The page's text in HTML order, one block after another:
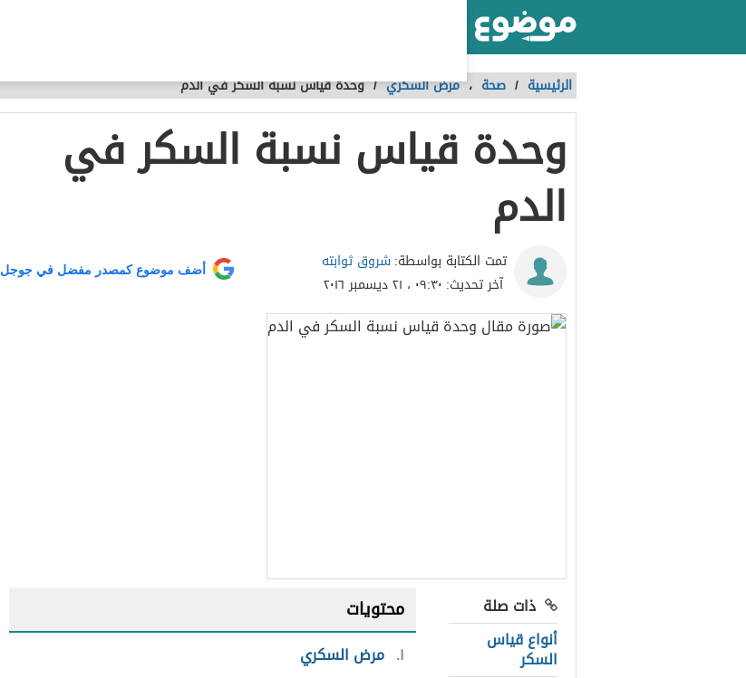
الرئيسية / صحة ،مرض السكري /وحدة قياس نسبة السكر في الدم
وحدة قياس نسبة السكر في
الدم
تمت الكتابة بواسطة:شروق ثوابته
آخر تحديث: ٠٩:٣٠ ، ٢١ ديسمبر ٢٠١٦
أضف موضوع كمصدر مفضل في جوجل
ذات صلة
أنواع قياس
السكر
محتويات
١ مرض السكري